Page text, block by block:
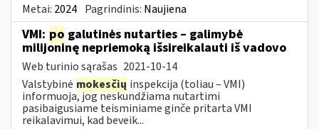
Metai: 2024 Pagrindinis: Naujiena
VMI: po galutinės nutarties – galimybė
milijoninę nepriemoką išsireikalauti iš vadovo
Web turinio sąrašas 2021-10-14
Valstybinė mokesčių inspekcija (toliau – VMI)
informuoja, jog neskundžiama nutartimi
pasibaigusiame teisminiame ginče pritarta VMI
reikalavimui, kad beveik...